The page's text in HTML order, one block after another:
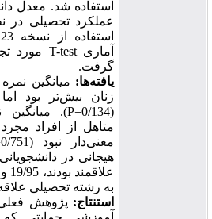
اﺳﺘﻔﺎده ﺷﺪ. ﻣﻌﺪل
عملکرد ﺗﺤﺼﯿﻠﯽ در
اﺳﺘﻔﺎده از ﻧﺴﺨﻪ 23 ﻧﺮم
آماریT-testﻣﻮرد
ﮔﺮﻓﺖ.
یافتهها: میانگین نمره
زنان بیش‌تر بود
P). میانگین
متاهل از افراد
معنی‌دار نبود (0/751=
هیجانی در
به رشته تحصیلی علاقه
استنتاج:پژوهش فعلی